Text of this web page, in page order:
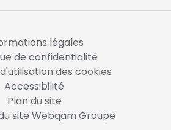
légales
de confidentialité
des cookies
Accessibilité
Plan du site
site Webqam Groupe